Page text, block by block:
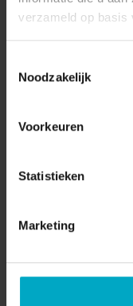
verzameld op basis
Noodzakelijk
Voorkeuren
Statistieken
Marketing
Video -
Lancering boek
door Jeannine
2021 lanceerde